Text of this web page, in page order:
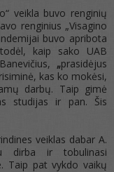
veikla buvo renginių
renginius „Visagino
buvo apribota
kaip sako UAB
„prasidėjus
kas ko mokėsi,
darbų. Taip gimė
studijas ir pan. Šis
veiklas dabar A.
dirba ir tobulinasi
Taip pat vykdo vaikų